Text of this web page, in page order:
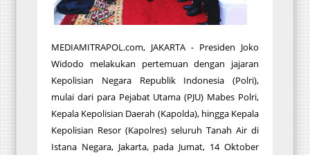
MEDIAMITRAPOL.com, JAKARTA - Presiden Joko
Widodo melakukan pertemuan dengan jajaran
Kepolisian Negara Republik Indonesia (Polri),
mulai dari para Pejabat Utama (PJU) Mabes Polri,
Kepala Kepolisian Daerah (Kapolda), hingga Kepala
Kepolisian Resor (Kapolres) seluruh Tanah Air di
Istana Negara, Jakarta, pada Jumat, 14 Oktober